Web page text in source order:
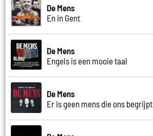
De Mens
En in Gent
De Mens
Engels is een mooie taal
De Mens
Er is geen mens die ons begrijpt